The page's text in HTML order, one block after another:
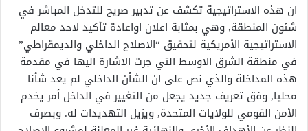
ان هذه الاستراتيجية تكشف عن تدبير صريح للتدخل المباشر في
شئون المنطقة‏,‏ وهي بمثابة اعلان اواعادة تأكيد لاحد معالم
الاستراتيجية الأمريكية لتحقيق “الاصلاح الداخلي والديمقراطي”
في منطقة الشرق الاوسط التي جرت الاشارة اليها في مقدمة
هذه المداخلة والذي نص على ان الشأن الداخلي لم يعد شأنا
محليا‏,‏ وفق تعريف جديد يجعل من التغيير في الداخل أمر يخدم
الأمن القومي للولايات المتحدة, ‏ويزيل التهديدات له. وبصرف